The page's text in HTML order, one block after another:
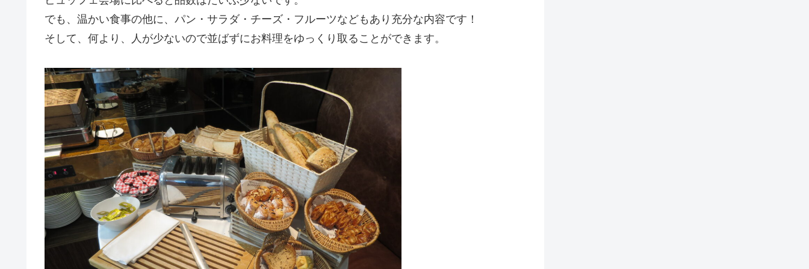
でも、温かい食事の他に、パン・サラダ・チーズ・フルーツなどもあり充分な内容です！
そして、何より、人が少ないので並ばずにお料理をゆっくり取ることができます。